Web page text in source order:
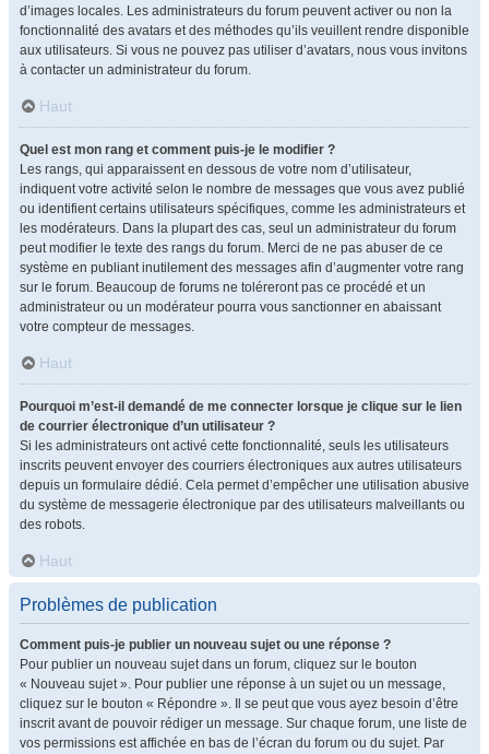
d’images locales. Les administrateurs du forum peuvent activer ou non la
fonctionnalité des avatars et des méthodes qu’ils veuillent rendre disponible
aux utilisateurs. Si vous ne pouvez pas utiliser d’avatars, nous vous invitons
à contacter un administrateur du forum.
Haut
Quel est mon rang et comment puis-je le modifier ?
Les rangs, qui apparaissent en dessous de votre nom d’utilisateur,
indiquent votre activité selon le nombre de messages que vous avez publié
ou identifient certains utilisateurs spécifiques, comme les administrateurs et
les modérateurs. Dans la plupart des cas, seul un administrateur du forum
peut modifier le texte des rangs du forum. Merci de ne pas abuser de ce
système en publiant inutilement des messages afin d’augmenter votre rang
sur le forum. Beaucoup de forums ne toléreront pas ce procédé et un
administrateur ou un modérateur pourra vous sanctionner en abaissant
votre compteur de messages.
Haut
Pourquoi m’est-il demandé de me connecter lorsque je clique sur le lien
de courrier électronique d’un utilisateur ?
Si les administrateurs ont activé cette fonctionnalité, seuls les utilisateurs
inscrits peuvent envoyer des courriers électroniques aux autres utilisateurs
depuis un formulaire dédié. Cela permet d’empêcher une utilisation abusive
du système de messagerie électronique par des utilisateurs malveillants ou
des robots.
Haut
Problèmes de publication
Comment puis-je publier un nouveau sujet ou une réponse ?
Pour publier un nouveau sujet dans un forum, cliquez sur le bouton
« Nouveau sujet ». Pour publier une réponse à un sujet ou un message,
cliquez sur le bouton « Répondre ». Il se peut que vous ayez besoin d’être
inscrit avant de pouvoir rédiger un message. Sur chaque forum, une liste de
vos permissions est affichée en bas de l’écran du forum ou du sujet. Par